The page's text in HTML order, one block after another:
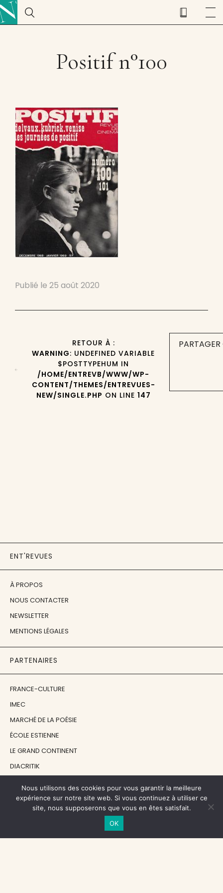
Positif n°100
Publié le 25 août 2020
RETOUR À :
WARNING: UNDEFINED VARIABLE
$POSTTYPEHUM IN
/HOME/ENTREVB/WWW/WP-
CONTENT/THEMES/ENTREVUES-
NEW/SINGLE.PHP ON LINE 147
ENT'REVUES
À PROPOS
NOUS CONTACTER
NEWSLETTER
MENTIONS LÉGALES
PARTENAIRES
FRANCE-CULTURE
IMEC
MARCHÉ DE LA POÉSIE
ÉCOLE ESTIENNE
LE GRAND CONTINENT
DIACRITIK
NOS SOUTIENS
CENTRE NATIONAL DU LIVRE
Nous utilisons des cookies pour vous garantir la meilleure
expérience sur notre site web. Si vous continuez à utiliser ce
site, nous supposerons que vous en êtes satisfait.
OK